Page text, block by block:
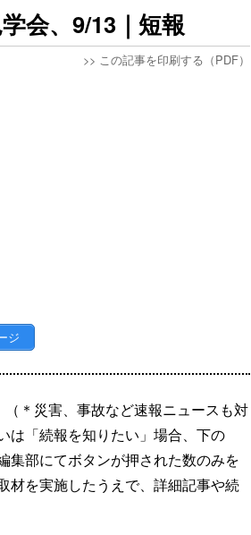
会、9/13｜短報
>> この記事を印刷する（PDF）
ジ
＊災害、事故など速報ニュースも対
は「続報を知りたい」場合、下の
集部にてボタンが押された数のみを
材を実施したうえで、詳細記事や続